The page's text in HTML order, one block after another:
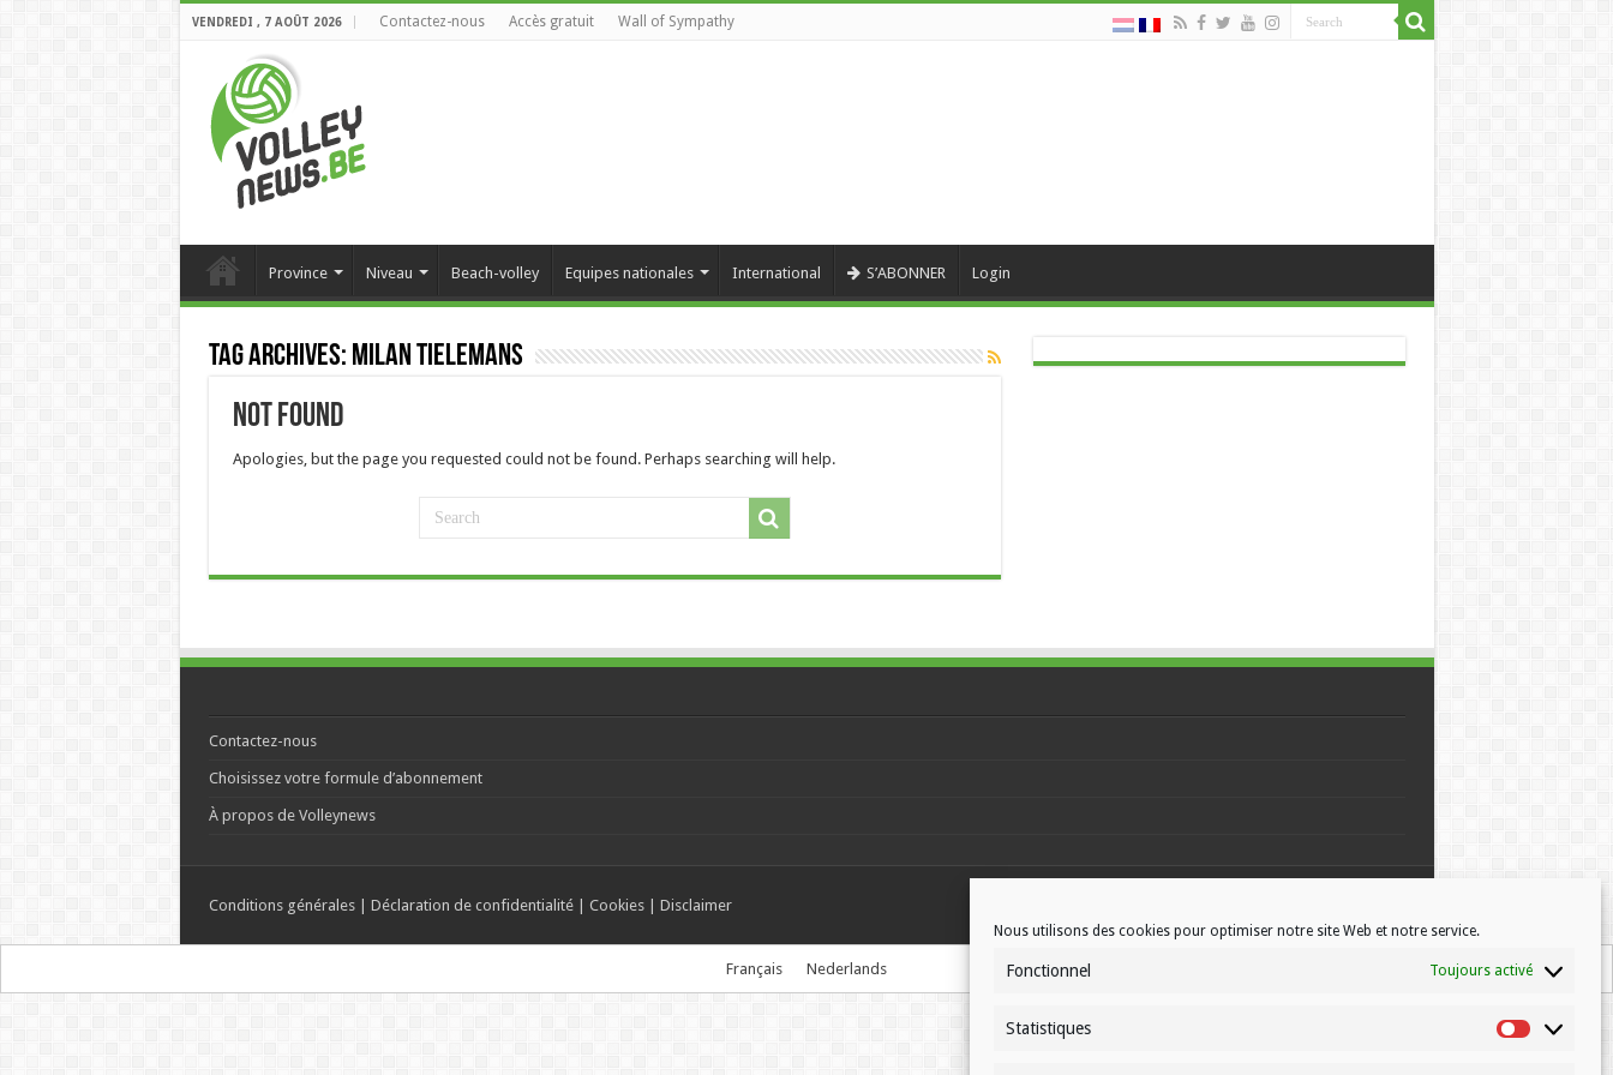
Nous utilisons des cookies pour optimiser notre site Web et notre service.
Fonctionnel Toujours activé
Statistiques Statistiques
VENDREDI , 7 AOÛT 2026 Contactez-nous Accès gratuit Wall of Sympathy
Province Niveau Beach-volley Equipes nationales International S’ABONNER Login
Tag Archives: Milan Tielemans
Not Found
Apologies, but the page you requested could not be found. Perhaps searching will help.
Contactez-nous
Choisissez votre formule d’abonnement
À propos de Volleynews
Conditions générales| Déclaration de confidentialité| Cookies| Disclaimer
Français Nederlands